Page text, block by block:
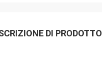
DI PRODOTTO